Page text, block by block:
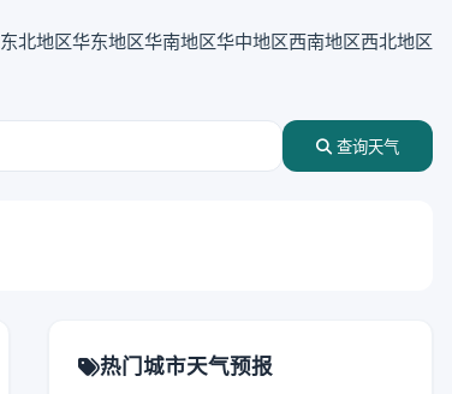
东北地区华东地区华南地区华中地区西南地区西北地区
查询天气
热门城市天气预报